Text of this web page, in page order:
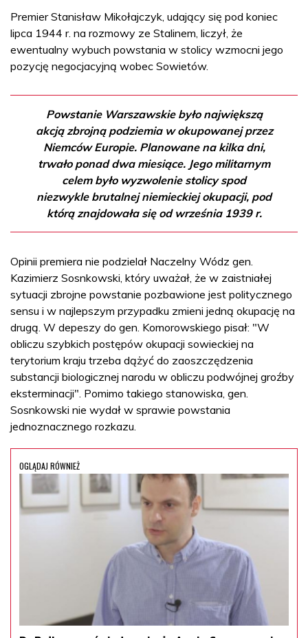
Premier Stanisław Mikołajczyk, udający się pod koniec
lipca 1944 r. na rozmowy ze Stalinem, liczył, że
ewentualny wybuch powstania w stolicy wzmocni jego
pozycję negocjacyjną wobec Sowietów.
Powstanie Warszawskie było największą
akcją zbrojną podziemia w okupowanej przez
Niemców Europie. Planowane na kilka dni,
trwało ponad dwa miesiące. Jego militarnym
celem było wyzwolenie stolicy spod
niezwykle brutalnej niemieckiej okupacji, pod
którą znajdowała się od września 1939 r.
Opinii premiera nie podzielał Naczelny Wódz gen.
Kazimierz Sosnkowski, który uważał, że w zaistniałej
sytuacji zbrojne powstanie pozbawione jest politycznego
sensu i w najlepszym przypadku zmieni jedną okupację na
drugą. W depeszy do gen. Komorowskiego pisał: "W
obliczu szybkich postępów okupacji sowieckiej na
terytorium kraju trzeba dążyć do zaoszczędzenia
substancji biologicznej narodu w obliczu podwójnej groźby
eksterminacji". Pomimo takiego stanowiska, gen.
Sosnkowski nie wydał w sprawie powstania
jednoznacznego rozkazu.
OGLĄDAJ RÓWNIEŻ